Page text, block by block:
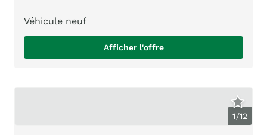
Véhicule neuf
Afficher l'offre
1/12